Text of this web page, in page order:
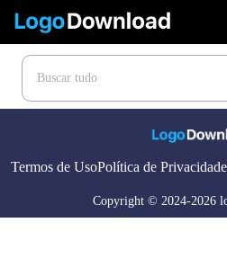
Termos de UsoPolítica de Privacidade
Copyright © 2024-2026